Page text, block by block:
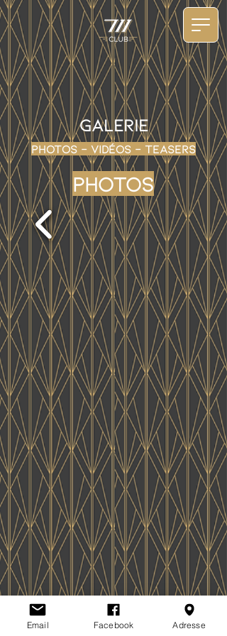
Galerie
photos - vidéos - teasers
Photos
Email Facebook Adresse